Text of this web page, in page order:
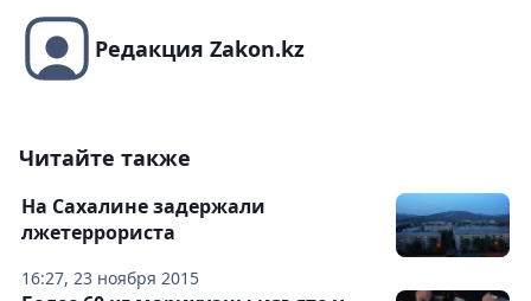
Редакция Zakon.kz
Читайте также
16:27, 23 ноября 2015
На Сахалине задержали
лжетеррориста